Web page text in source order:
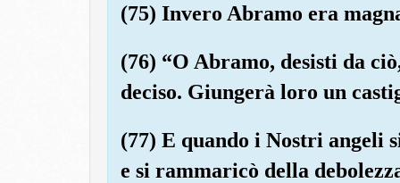
(75) Invero Abramo era
(76) “O Abramo, desisti da
deciso. Giungerà loro un
(77) E quando i Nostri angeli
e si rammaricò della